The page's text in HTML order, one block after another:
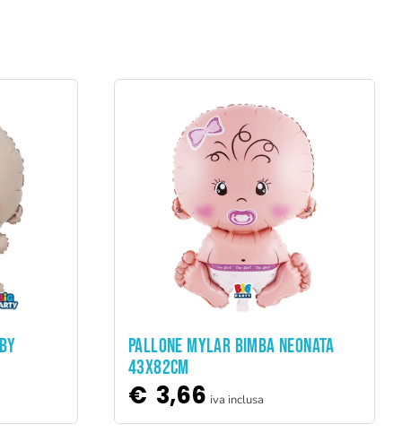
ADD TO CART
PALLONE MYLAR BIMBA NEONATA
43X82CM
€ 3,66 iva inclusa